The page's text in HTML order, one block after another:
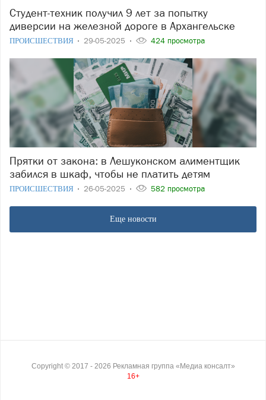
Студент-техник получил 9 лет за попытку
диверсии на железной дороге в Архангельске
ПРОИСШЕСТВИЯ 29-05-2025 424 просмотра
Прятки от закона: в Лешуконском алиментщик
забился в шкаф, чтобы не платить детям
ПРОИСШЕСТВИЯ 26-05-2025 582 просмотра
Еще новости
Copyright © 2017 - 2026 Рекламная группа «Медиа консалт»
16+